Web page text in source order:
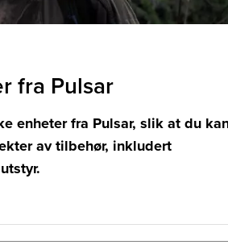
fra Pulsar
enheter fra Pulsar, slik at du
av tilbehør, inkludert
dine termiske enheter fra Pulsar,
vare på dine termiske enheter på